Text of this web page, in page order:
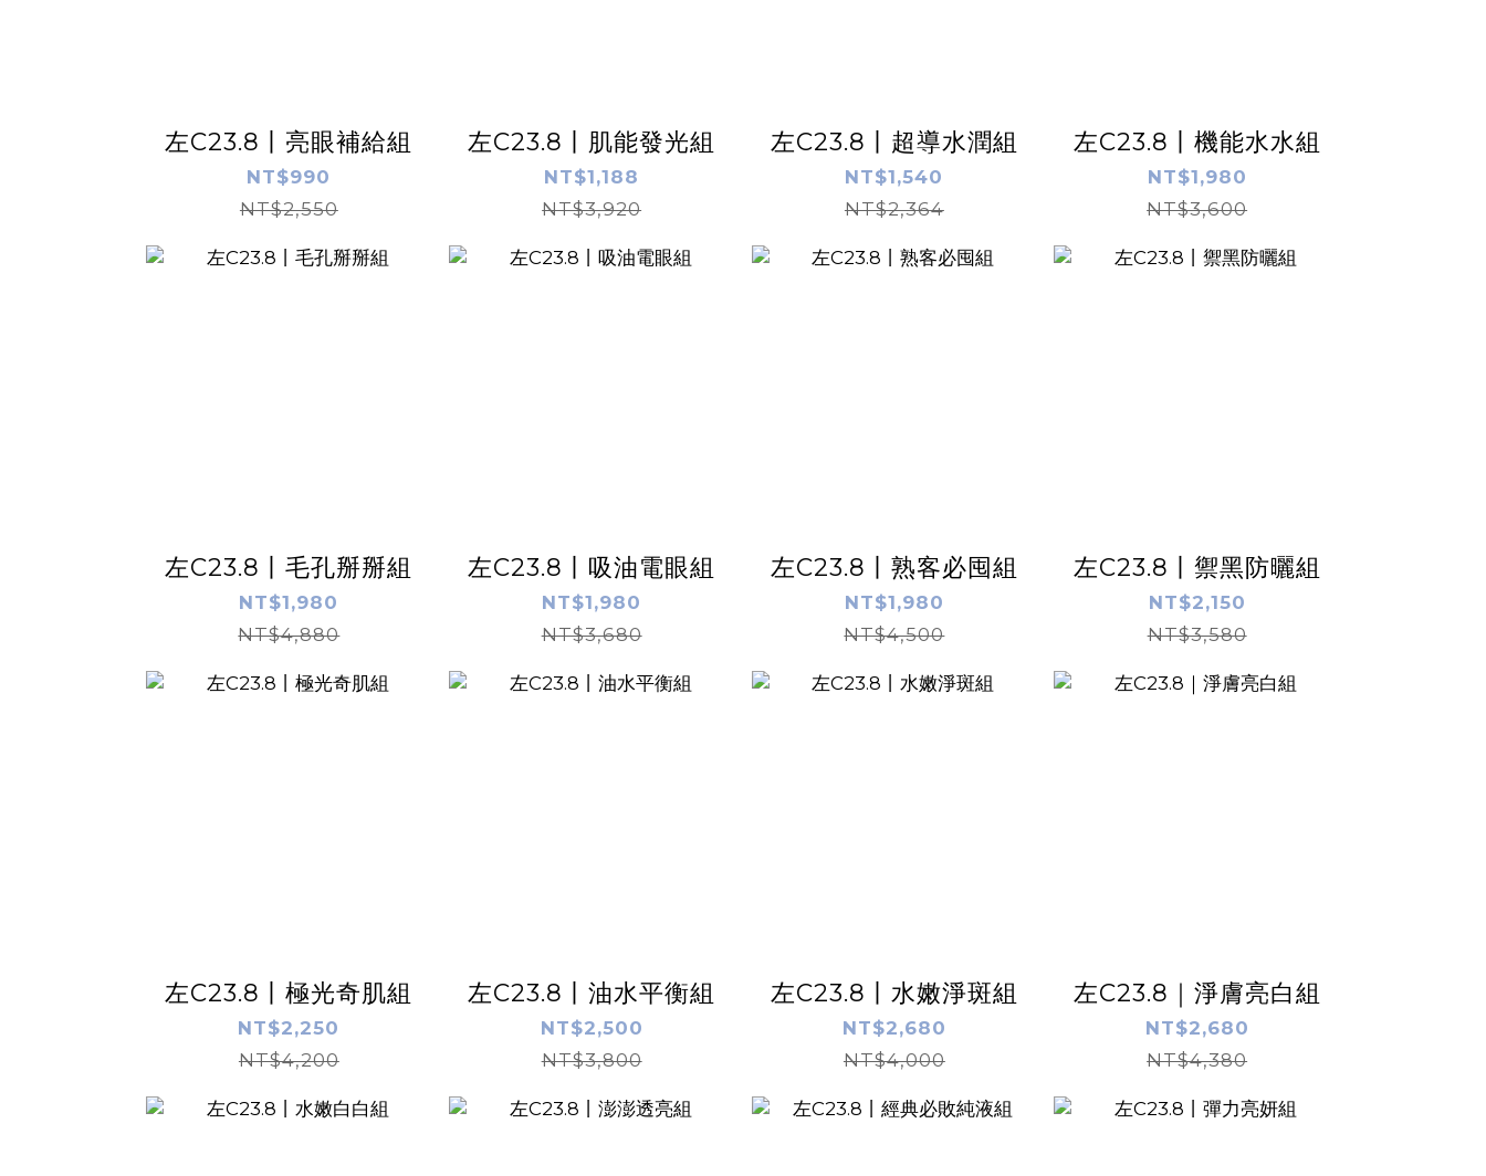
左C23.8丨亮眼補給組
NT$990
NT$2,550
左C23.8丨肌能發光組
NT$1,188
NT$3,920
左C23.8丨超導水潤組
NT$1,540
NT$2,364
左C23.8丨機能水水組
NT$1,980
NT$3,600
左C23.8丨毛孔掰掰組
NT$1,980
NT$4,880
左C23.8丨吸油電眼組
NT$1,980
NT$3,680
左C23.8丨熟客必囤組
NT$1,980
NT$4,500
左C23.8丨禦黑防曬組
NT$2,150
NT$3,580
左C23.8丨極光奇肌組
NT$2,250
NT$4,200
左C23.8丨油水平衡組
NT$2,500
NT$3,800
左C23.8丨水嫩淨斑組
NT$2,680
NT$4,000
左C23.8｜淨膚亮白組
NT$2,680
NT$4,380